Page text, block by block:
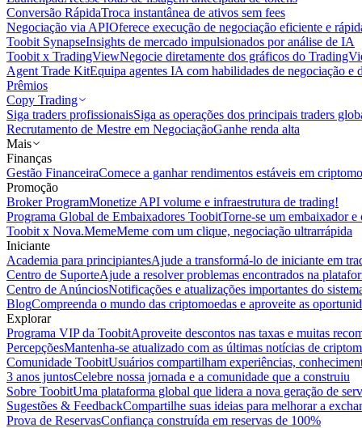
Conversão RápidaTroca instantânea de ativos sem fees
Negociação via APIOferece execução de negociação eficiente e
Toobit SynapseInsights de mercado impulsionados por análise de IA
Toobit x TradingViewNegocie diretamente dos gráficos do
Agent Trade KitEquipa agentes IA com habilidades de negociação e
Prêmios
Copy Trading
Siga traders profissionaisSiga as operações dos principais traders
Recrutamento de Mestre em NegociaçãoGanhe renda alta
Mais
Finanças
Gestão FinanceiraComece a ganhar rendimentos estáveis em
Promoção
Broker ProgramMonetize API volume e infraestrutura de trading!
Programa Global de Embaixadores ToobitTorne-se um embaixador
Toobit x Nova.MemeMeme com um clique, negociação ultrarrápida
Iniciante
Academia para principiantesAjude a transformá-lo de iniciante em
Centro de SuporteAjude a resolver problemas encontrados na
Centro de AnúnciosNotificações e atualizações importantes do
BlogCompreenda o mundo das criptomoedas e aproveite as
Explorar
Programa VIP da ToobitAproveite descontos nas taxas e muitas
PercepçõesMantenha-se atualizado com as últimas notícias de
Comunidade ToobitUsuários compartilham experiências,
3 anos juntosCelebre nossa jornada e a comunidade que a construiu
Sobre ToobitUma plataforma global que lidera a nova geração de
Sugestões & FeedbackCompartilhe suas ideias para melhorar a
Prova de ReservasConfiança construída em reservas de 100%